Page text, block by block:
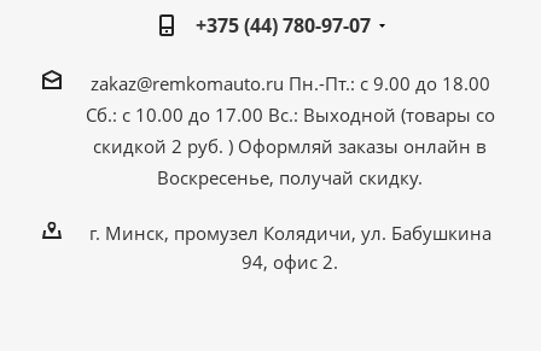
+375 (44) 780-97-07
zakaz@remkomauto.ru Пн.-Пт.: с 9.00 до 18.00
Сб.: с 10.00 до 17.00 Вс.: Выходной (товары со
скидкой 2 руб. ) Оформляй заказы онлайн в
Воскресенье, получай скидку.
г. Минск, промузел Колядичи, ул. Бабушкина
94, офис 2.